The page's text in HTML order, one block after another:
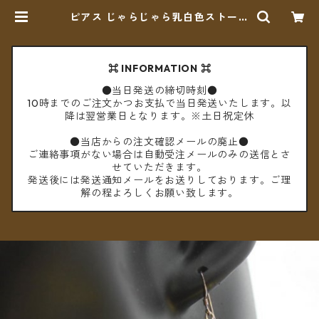
ピアス じゃらじゃら乳白色ストーン
⌘ INFORMATION ⌘
●当日発送の締切時刻●
10時までのご注文かつお支払で当日発送いたします。以
降は翌営業日となります。※土日祝定休
●当店からの注文確認メールの廃止●
ご連絡事項がない場合は自動受注メールのみの送信とさ
せていただきます。
発送後には発送通知メールをお送りしております。ご理
解の程よろしくお願い致します。